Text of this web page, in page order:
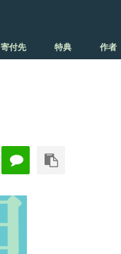
寄付先 特典 作者